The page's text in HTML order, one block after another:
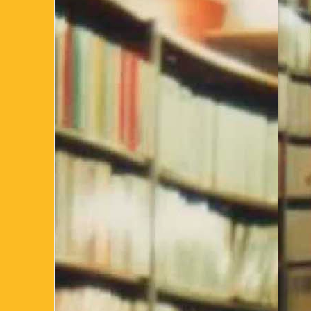
:
Conseils d’utilisation
comment je suis née !
l’Association Culturelle
L’Equipe actuelle
club de lecture – Echecs
Nos suggestions
– 1ère partie